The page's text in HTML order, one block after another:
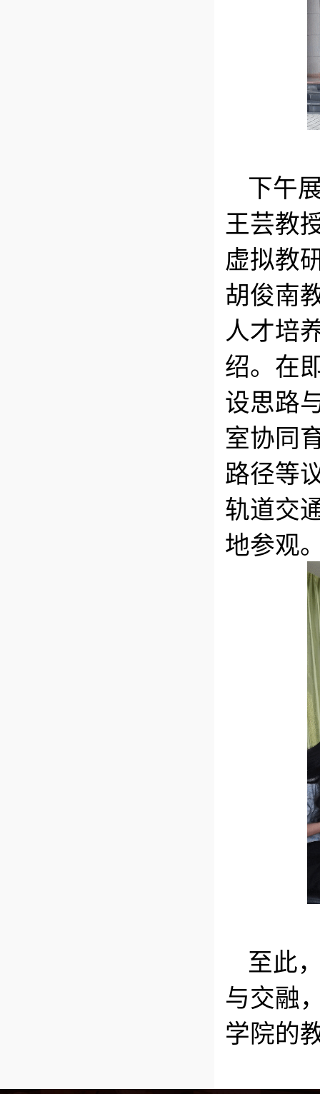
下午
王芸教
虚拟教
胡俊南
人才培
绍。在
设思路
室协同
路径等
轨道交
地参观
至此
与交融
学院的